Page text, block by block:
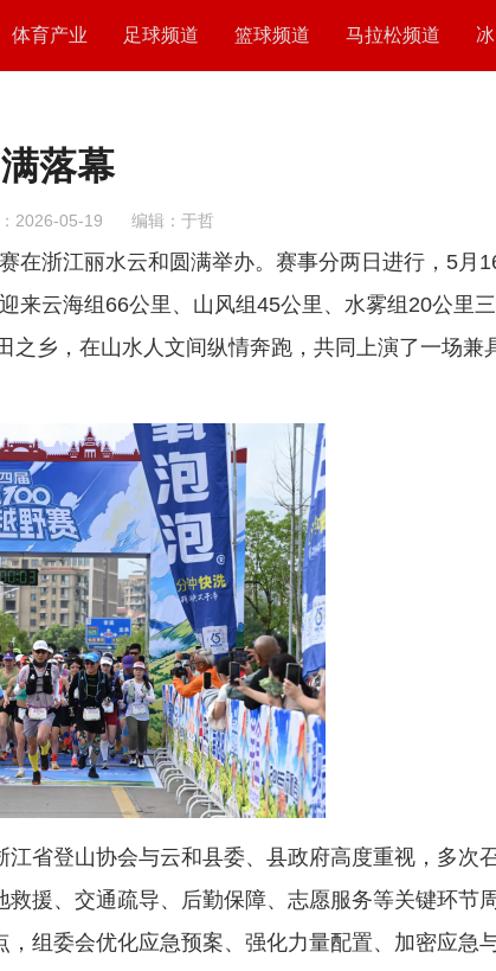
体育产业 足球频道 篮球频道 马拉松频道
落幕
2026-05-19 编辑：于哲
浙江丽水云和圆满举办。赛事分两日进行，5月
来云海组66公里、山风组45公里、水雾组20公里
乡，在山水人文间纵情奔跑，共同上演了一场兼
省登山协会与云和县委、县政府高度重视，多次
援、交通疏导、后勤保障、志愿服务等关键环节
组委会优化应急预案、强化力量配置、加密应急